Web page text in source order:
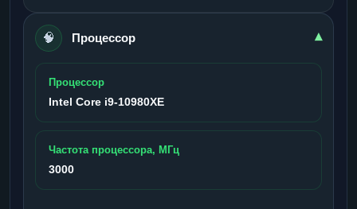
🧠 Процессор ▾
Процессор
Intel Core i9-10980XE
Частота процессора, МГц
3000